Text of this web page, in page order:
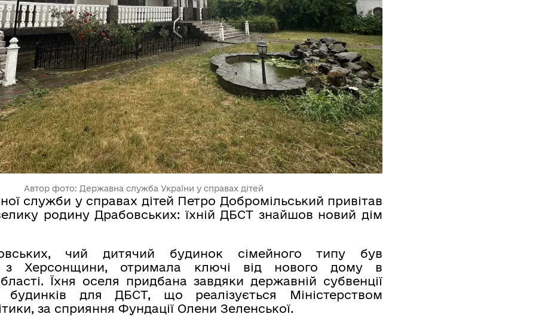
Автор фото: Державна служба України у справах дітей
служби у справах дітей Петро Добромільський привітав
родину Драбовських: їхній ДБСТ знайшов новий дім
чий дитячий будинок сімейного типу був
з Херсонщини, отримала ключі від нового дому в
Їхня оселя придбана завдяки державній субвенції
будинків для ДБСТ, що реалізується Міністерством
за сприяння Фундації Олени Зеленської.